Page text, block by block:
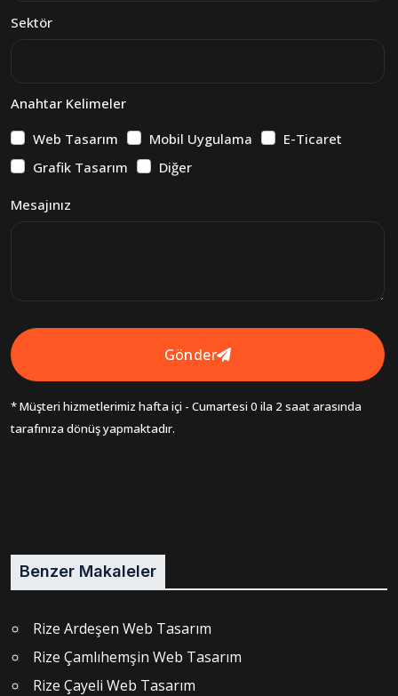
Sektör
Anahtar Kelimeler
Web Tasarım
Mobil Uygulama
E-Ticaret
Grafik Tasarım
Diğer
Mesajınız
Gönder
* Müşteri hizmetlerimiz hafta içi - Cumartesi 0 ila 2 saat arasında
tarafınıza dönüş yapmaktadır.
Benzer Makaleler
Rize Ardeşen Web Tasarım
Rize Çamlıhemşin Web Tasarım
Rize Çayeli Web Tasarım